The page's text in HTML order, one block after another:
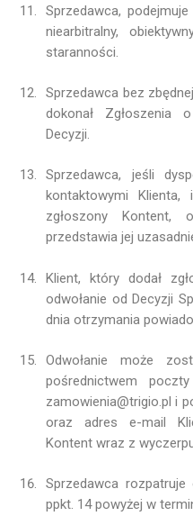
Sprzedawca,
niearbitralny,
staranności.
Sprzedawca bez
dokonał Zgłoszenia
Decyzji.
Sprzedawca, jeśli
kontaktowymi
zgłoszony
przedstawia jej
Klient, który dodał
odwołanie od Decyzji
dnia otrzymania
Odwołanie może
pośrednictwem
zamowienia@trigio.pl i
oraz adres e-mail
Kontent wraz z
Sprzedawca
ppkt. 14 powyżej w